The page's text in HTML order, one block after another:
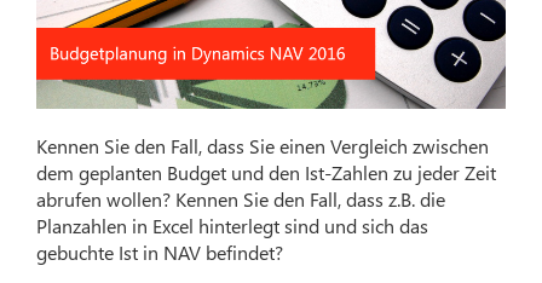
Kennen Sie den Fall, dass Sie einen Vergleich zwischen
dem geplanten Budget und den Ist-Zahlen zu jeder Zeit
abrufen wollen? Kennen Sie den Fall, dass z.B. die
Planzahlen in Excel hinterlegt sind und sich das
gebuchte Ist in NAV befindet?